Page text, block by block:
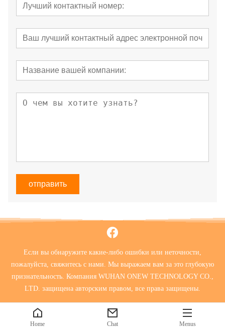
отправить
Home Chat Menus
Если вы обнаружите какие-либо ошибки или неточности,
пожалуйста, свяжитесь с нами. Мы выражаем вам за это глубокую
признательность. Компания WUHAN ONEW TECHNOLOGY CO.,
LTD. защищена авторским правом, все права защищены.